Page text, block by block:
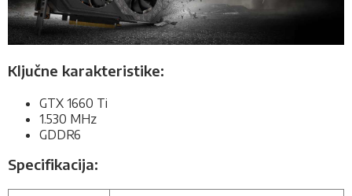
Ključne karakteristike:
GTX 1660 Ti
1.530 MHz
GDDR6
Specifikacija: